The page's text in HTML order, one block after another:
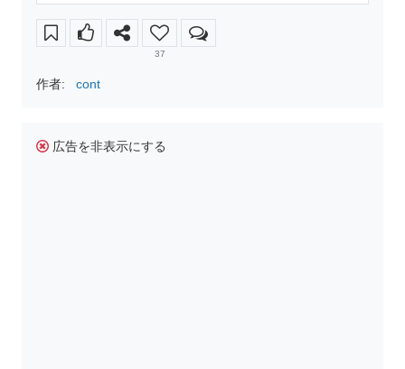
37
作者: cont
広告を非表示にする